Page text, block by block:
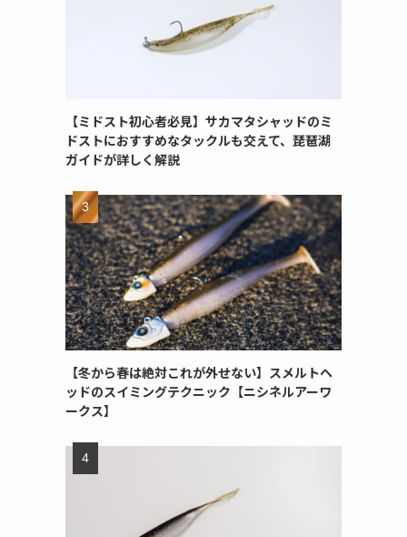
【ミドスト初心者必見】サカマタシャッドのミ
ドストにおすすめなタックルも交えて、琵琶湖
ガイドが詳しく解説
【冬から春は絶対これが外せない】スメルトヘ
ッドのスイミングテクニック【ニシネルアーワ
ークス】